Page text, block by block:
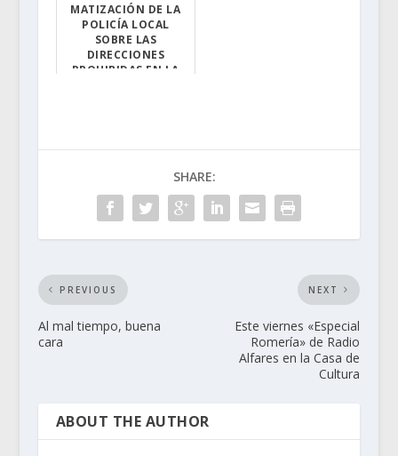
La pasada madru...
MATIZACIÓN DE LA
POLICÍA LOCAL
SOBRE LAS
DIRECCIONES
PROHIBIDAS EN LA
SHARE:
PREVIOUS
Al mal tiempo, buena
cara
NEXT
Este viernes «Especial
Romería» de Radio
Alfares en la Casa de
Cultura
ABOUT THE AUTHOR